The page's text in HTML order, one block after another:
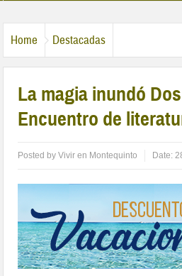
Home Destacadas
La magia inundó
Encuentro de
Posted byVivir en Montequinto Date: